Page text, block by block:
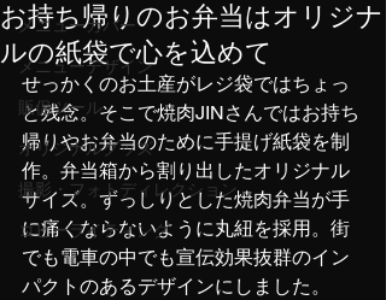
メニューカバー
メニューデザイン
販促ツール
オリジナルグッズ
撮影・フォトディレクション
コピーライティング
お持ち帰りのお弁当はオリジナ
ルの紙袋で心を込めて
せっかくのお土産がレジ袋ではちょっ
と残念。そこで焼肉JINさんではお持ち
帰りやお弁当のために手提げ紙袋を制
作。弁当箱から割り出したオリジナル
サイズ。ずっしりとした焼肉弁当が手
に痛くならないように丸紐を採用。街
でも電車の中でも宣伝効果抜群のイン
パクトのあるデザインにしました。